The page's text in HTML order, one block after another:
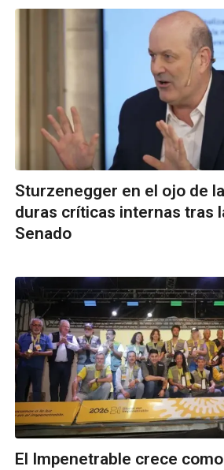
Sturzenegger en el ojo de
duras críticas internas tras
Senado
El Impenetrable crece